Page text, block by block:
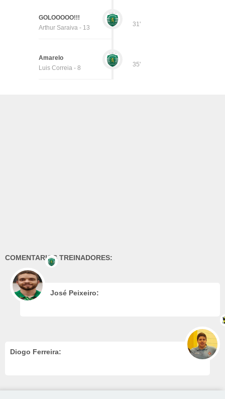
31'
GOLOOOOO!!!
Arthur Saraiva - 13
35'
Amarelo
Luis Correia - 8
COMENTARIOS TREINADORES:
José Peixeiro:
Diogo Ferreira: